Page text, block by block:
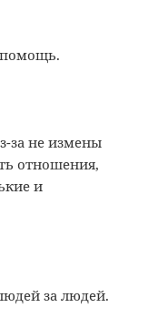
помощь.
за не измены
отношения,
и
за людей.